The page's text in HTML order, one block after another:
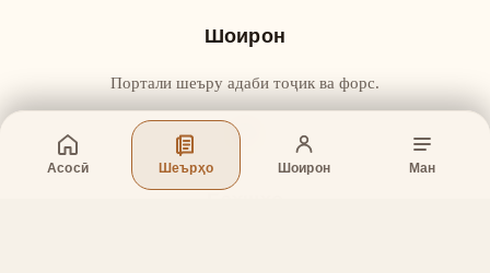
Асосӣ Шеърҳо Шоирон Ман
Шоирон
Портали шеъру адаби тоҷик ва форс.